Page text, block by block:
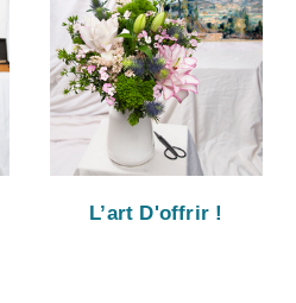
L’art D'offrir !